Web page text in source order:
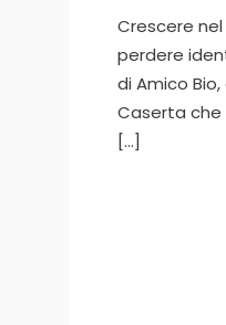
Crescere
perdere
di Amico
Caserta che
[…]